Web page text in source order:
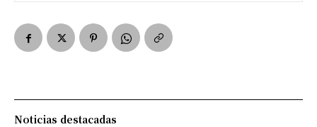
Noticias destacadas